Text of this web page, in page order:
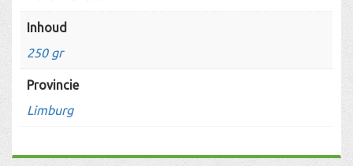
Inhoud
250 gr
Provincie
Limburg